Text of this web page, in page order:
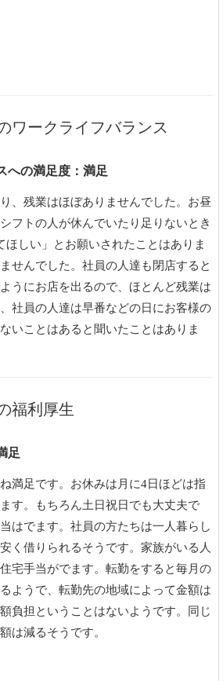
ワークライフバランス
への満足度：満足
、残業はほぼありませんでした。お昼
フトの人が休んでいたり足りないとき
ほしい」とお願いされたことはありま
せんでした。社員の人達も閉店すると
うにお店を出るので、ほとんど残業は
社員の人達は早番などの日にお客様の
いことはあると聞いたことはありま
福利厚生
足
満足です。お休みは月に4日ほどは指
す。もちろん土日祝日でも大丈夫で
はでます。社員の方たちは一人暮らし
く借りられるそうです。家族がいる人
宅手当がでます。転勤をすると毎月の
ようで、転勤先の地域によって金額は
負担ということはないようです。同じ
は減るそうです。